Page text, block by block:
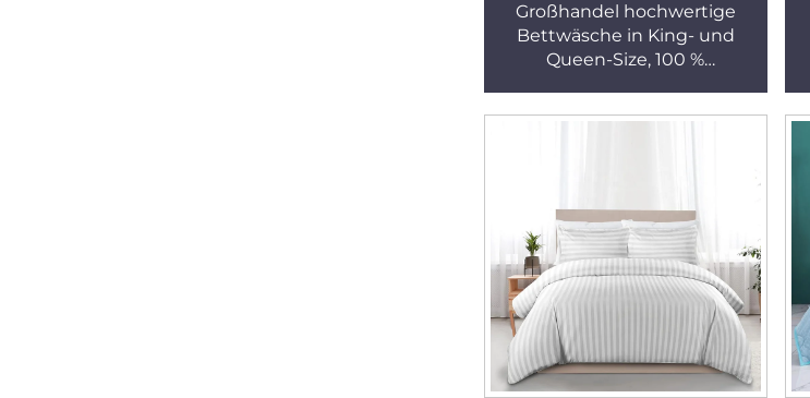
Großhandel hochwertige
Bettwäsche in King- und
Queen-Size, 100 %